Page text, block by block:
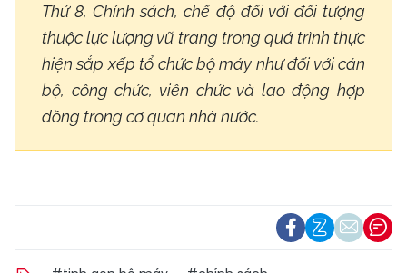
Thứ 8, Chính sách, chế độ đối với đối tượng
thuộc lực lượng vũ trang trong quá trình thực
hiện sắp xếp tổ chức bộ máy như đối với cán
bộ, công chức, viên chức và lao động hợp
đồng trong cơ quan nhà nước.